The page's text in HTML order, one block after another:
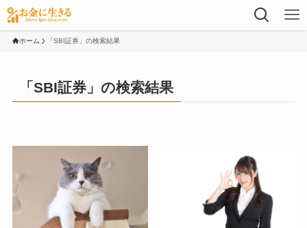
ホーム 「SBI証券」の検索結果
「SBI証券」の検索結果